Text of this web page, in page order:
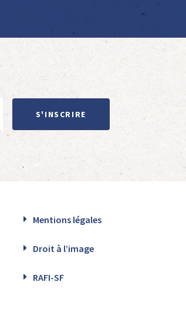
S'INSCRIRE
Mentions légales
Droit à l’image
RAFI-SF